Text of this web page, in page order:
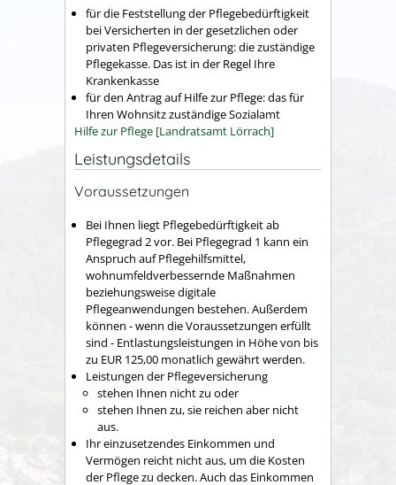
für die Feststellung der Pflegebedürftigkeit
bei Versicherten in der gesetzlichen oder
privaten Pflegeversicherung: die zuständige
Pflegekasse. Das ist in der Regel Ihre
Krankenkasse
für den Antrag auf Hilfe zur Pflege: das für
Ihren Wohnsitz zuständige Sozialamt
Hilfe zur Pflege [Landratsamt Lörrach]
Leistungsdetails
Voraussetzungen
Bei Ihnen liegt Pflegebedürftigkeit ab
Pflegegrad 2 vor. Bei Pflegegrad 1 kann ein
Anspruch auf Pflegehilfsmittel,
wohnumfeldverbessernde Maßnahmen
beziehungsweise digitale
Pflegeanwendungen bestehen. Außerdem
können - wenn die Voraussetzungen erfüllt
sind - Entlastungsleistungen in Höhe von bis
zu EUR 125,00 monatlich gewährt werden.
Leistungen der Pflegeversicherung
stehen Ihnen nicht zu oder
stehen Ihnen zu, sie reichen aber nicht
aus.
Ihr einzusetzendes Einkommen und
Vermögen reicht nicht aus, um die Kosten
der Pflege zu decken. Auch das Einkommen